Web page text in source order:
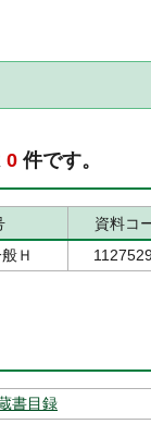
0 件です。
資料コ
Ｈ
書目録